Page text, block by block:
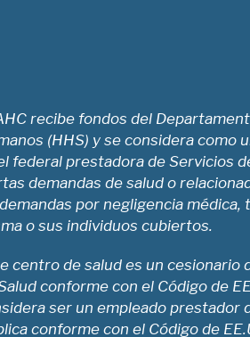
recibe fondos del
(HHS) y se considera como
federal prestadora de Servicios
demandas de salud o
por negligencia
o sus individuos cubiertos.
centro de salud es un cesionario
conforme con el Código de
ser un empleado prestador
conforme con el Código de